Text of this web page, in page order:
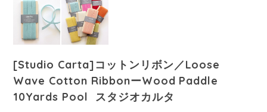
[Studio Carta]コットンリボン／Loose
Wave Cotton RibbonーWood Paddle
10Yards Pool スタジオカルタ